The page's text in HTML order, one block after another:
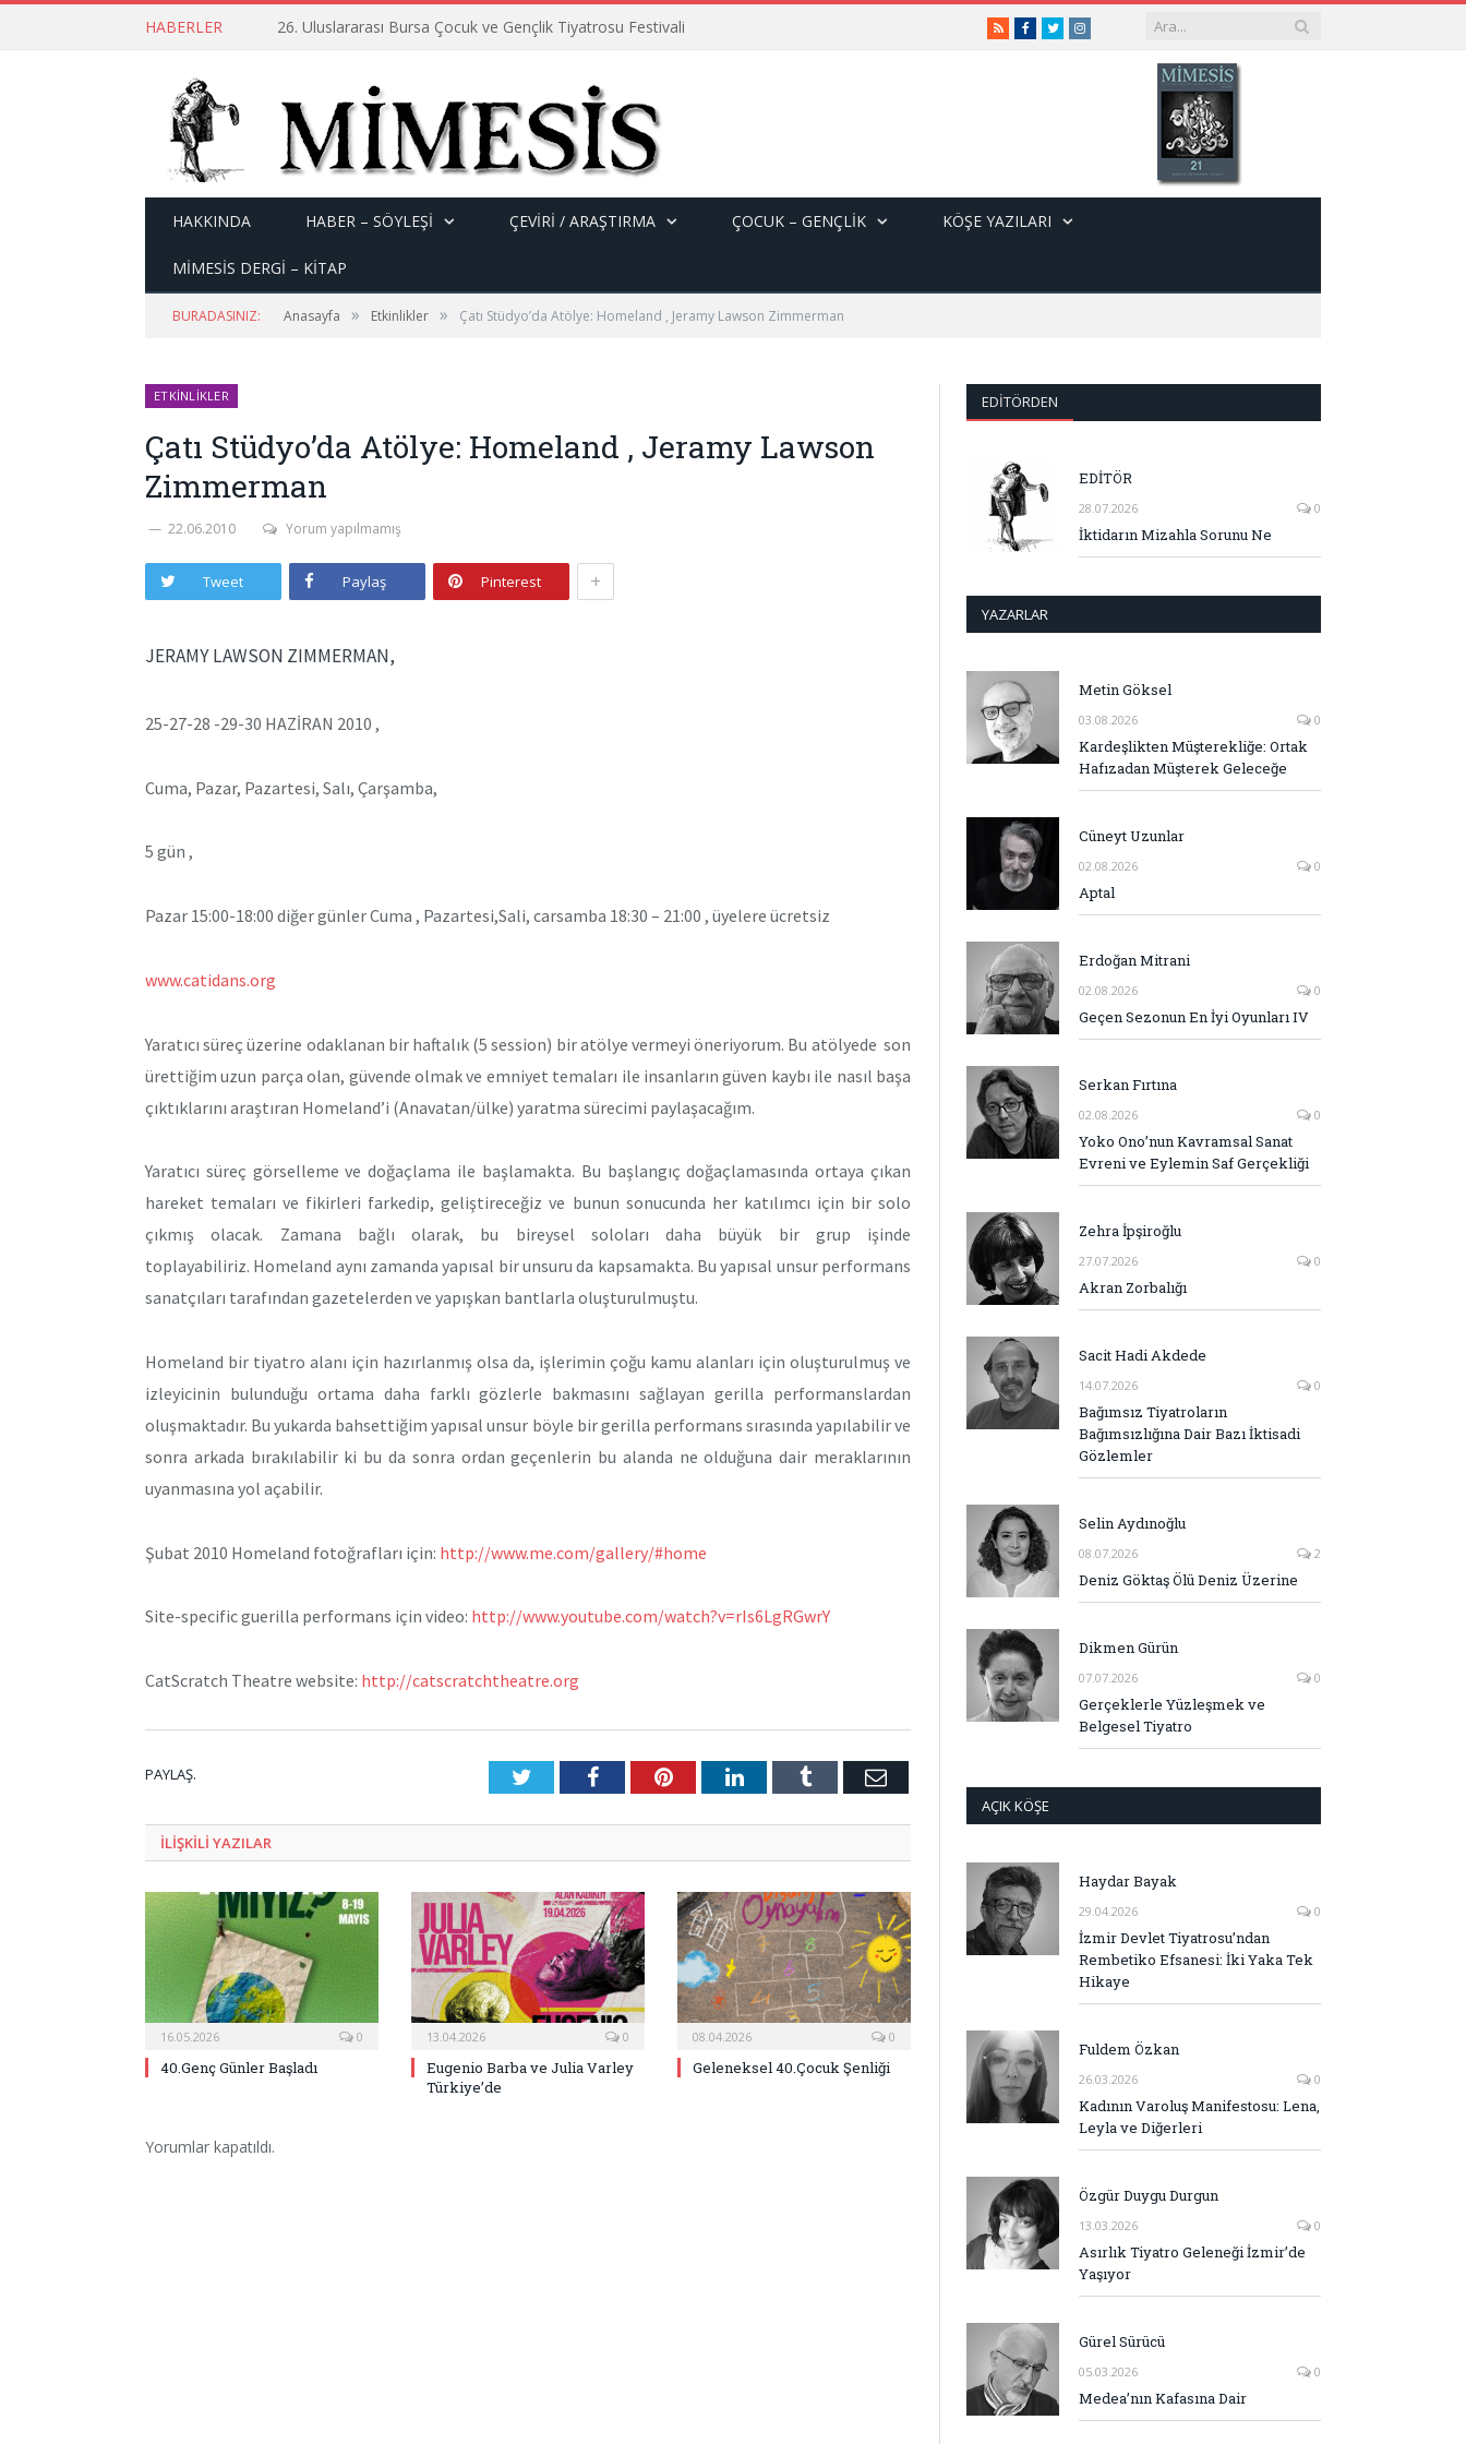
HABERLER 26. Uluslararası Bursa Çocuk ve Gençlik Tiyatrosu Festivali RSSFacebook
TwitterInstagram
HAKKINDA HABER – SÖYLEŞI ÇEVİRİ / ARAŞTIRMA ÇOCUK – GENÇLIK KÖŞE YAZILARI
MİMESİS DERGİ – KİTAP
BURADASINIZ: Anasayfa » Etkinlikler » Çatı Stüdyo’da Atölye: Homeland , Jeramy Lawson Zimmerman
ETKINLIKLER
Çatı Stüdyo’da Atölye: Homeland , Jeramy Lawson
Zimmerman
22.06.2010 Yorum yapılmamış
Tweet Paylaş Pinterest +
JERAMY LAWSON ZIMMERMAN,
25-27-28 -29-30 HAZİRAN 2010 ,
Cuma, Pazar, Pazartesi, Salı, Çarşamba,
5 gün ,
Pazar 15:00-18:00 diğer günler Cuma , Pazartesi,Sali, carsamba 18:30 – 21:00 , üyelere ücretsiz
www.catidans.org
Yaratıcı süreç üzerine odaklanan bir haftalık (5 session) bir atölye vermeyi öneriyorum. Bu atölyede son
ürettiğim uzun parça olan, güvende olmak ve emniyet temaları ile insanların güven kaybı ile nasıl başa
çıktıklarını araştıran Homeland’i (Anavatan/ülke) yaratma sürecimi paylaşacağım.
Yaratıcı süreç görselleme ve doğaçlama ile başlamakta. Bu başlangıç doğaçlamasında ortaya çıkan
hareket temaları ve fikirleri farkedip, geliştireceğiz ve bunun sonucunda her katılımcı için bir solo
çıkmış olacak. Zamana bağlı olarak, bu bireysel soloları daha büyük bir grup işinde
toplayabiliriz. Homeland aynı zamanda yapısal bir unsuru da kapsamakta. Bu yapısal unsur performans
sanatçıları tarafından gazetelerden ve yapışkan bantlarla oluşturulmuştu.
Homeland bir tiyatro alanı için hazırlanmış olsa da, işlerimin çoğu kamu alanları için oluşturulmuş ve
izleyicinin bulunduğu ortama daha farklı gözlerle bakmasını sağlayan gerilla performanslardan
oluşmaktadır. Bu yukarda bahsettiğim yapısal unsur böyle bir gerilla performans sırasında yapılabilir ve
sonra arkada bırakılabilir ki bu da sonra ordan geçenlerin bu alanda ne olduğuna dair meraklarının
uyanmasına yol açabilir.
Şubat 2010 Homeland fotoğrafları için: http://www.me.com/gallery/#home
Site-specific guerilla performans için video: http://www.youtube.com/watch?v=rIs6LgRGwrY
CatScratch Theatre website: http://catscratchtheatre.org
PAYLAŞ. TwitterFacebookPinterestLinkedInTumblr E-
ILIŞKILI YAZILAR
16.05.2026 0
40.Genç Günler Başladı
13.04.2026 0
Eugenio Barba ve Julia Varley
Türkiye’de
08.04.2026 0
Geleneksel 40.Çocuk Şenliği
Yorumlar kapatıldı.
EDITÖRDEN
EDİTÖR
28.07.2026 0
İktidarın Mizahla Sorunu Ne
YAZARLAR
Metin Göksel
03.08.2026 0
Kardeşlikten Müşterekliğe: Ortak
Hafızadan Müşterek Geleceğe
Cüneyt Uzunlar
02.08.2026 0
Aptal
Erdoğan Mitrani
02.08.2026 0
Geçen Sezonun En İyi Oyunları IV
Serkan Fırtına
02.08.2026 0
Yoko Ono’nun Kavramsal Sanat
Evreni ve Eylemin Saf Gerçekliği
Zehra İpşiroğlu
27.07.2026 0
Akran Zorbalığı
Sacit Hadi Akdede
14.07.2026 0
Bağımsız Tiyatroların
Bağımsızlığına Dair Bazı İktisadi
Gözlemler
Selin Aydınoğlu
08.07.2026 2
Deniz Göktaş Ölü Deniz Üzerine
Dikmen Gürün
07.07.2026 0
Gerçeklerle Yüzleşmek ve
Belgesel Tiyatro
AÇIK KÖŞE
Haydar Bayak
29.04.2026 0
İzmir Devlet Tiyatrosu’ndan
Rembetiko Efsanesi: İki Yaka Tek
Hikaye
Fuldem Özkan
26.03.2026 0
Kadının Varoluş Manifestosu: Lena,
Leyla ve Diğerleri
Özgür Duygu Durgun
13.03.2026 0
Asırlık Tiyatro Geleneği İzmir’de
Yaşıyor
Gürel Sürücü
05.03.2026 0
Medea’nın Kafasına Dair